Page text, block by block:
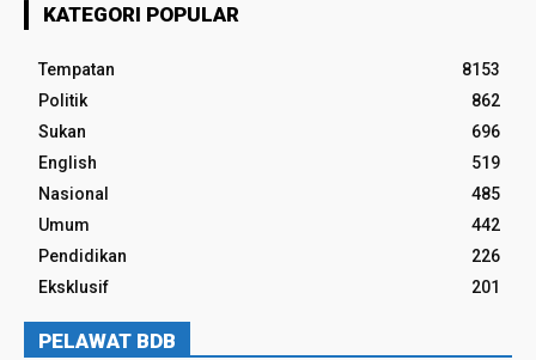
KATEGORI POPULAR
Tempatan
8153
Politik
862
Sukan
696
English
519
Nasional
485
Umum
442
Pendidikan
226
Eksklusif
201
PELAWAT BDB